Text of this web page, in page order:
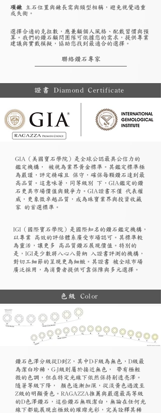
項鍊 主石位置與鍊長需與頸型相稱，避免視覺過重
或失衡。
選擇合適的克拉數，應兼顧個人風格、配戴習慣與預
算。我們的鑽石顧問團隊可依據您的需求，提供專業
建議與實戴模擬，協助您找到最適合的選擇。
聯絡鑽石專家
證書 Diamond Certificate
GIA（美國寶石學院）是全球公認最具公信力的
鑑定機構， 被視為業界黃金標準。其鑑定標準極
為嚴謹，評定精確且 保守，確保每顆鑽石達到最
高品質。這意味著，同等級別 下，GIA鑑定的鑽
石更具市場價值與競爭力。GIA證書不僅 代表權
威，更象徵卓越品質，成為珠寶業界與投資收藏
家 的首選標準。
​IGI（國際寶石學院）是國際知名的鑽石鑑定機構，
以專業 高效的評估體系廣受市場認可。其標準較
為靈活，讓更多 高品質鑽石展現價值。特別的
是，IGI是少數將八心八箭納 入證書評測的機構，
對切工細節的呈現更為細緻。其證書 被全球市場
廣泛採用，為消費者提供可靠保障與多元選擇。
色級 Color
鑽石色澤分級從D到Z，其中D-F級為無色，D級最
為潔白珍稀，G-J級則屬於接近無色， 帶有極輕
微的色調，但在特定光線下依然保持剔透亮澤。
隨著等級下降， 顏色逐漸加深，從淡黃色過渡至
Z級的明顯黃色。RAGAZZA推薦與嚴選最高等級
的D色澤鑽石，這些鑽石無瑕潔白，無論在任何光
線下都能展現出極致的璀璨光彩，完美詮釋其稀